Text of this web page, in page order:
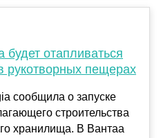
будет отапливаться
рукотворных пещерах
сообщила о запуске
строительства
хранилища. В Вантаа